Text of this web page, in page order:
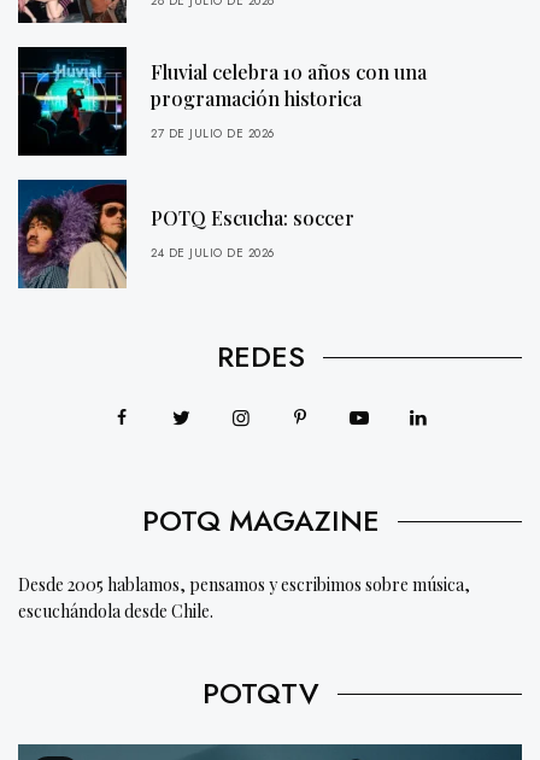
Fluvial celebra 10 años con una
programación historica
27 DE JULIO DE 2026
POTQ Escucha: soccer
24 DE JULIO DE 2026
REDES
POTQ MAGAZINE
Desde 2005 hablamos, pensamos y escribimos sobre música,
escuchándola desde Chile.
POTQTV